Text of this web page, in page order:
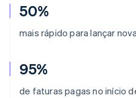
50%
mais rápido para lançar
95%
de faturas pagas no início